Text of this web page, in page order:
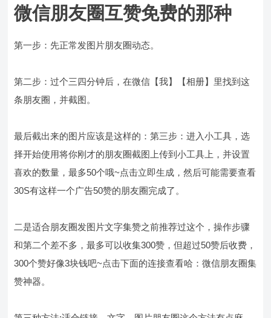
微信朋友圈互赞免费的那种
第一步：先正常发图片朋友圈动态。
第二步：过个三四分钟后，在微信【我】【相册】里找到这
条朋友圈，并截图。
最后截出来的图片应该是这样的：第三步：进入小工具，选
择开始使用将你刚才的朋友圈截图上传到小工具上，并设置
喜欢的数量，最多50个哦~点击立即生成，然后可能需要查看
30S有这样一个广告50赞的朋友圈完成了。
二是适合朋友圈发图片文字集赞之前推荐过这个，操作步骤
和第二个差不多，最多可以收集300赞，但超过50赞后收费，
300个赞好像3块钱吧~点击下面的连接查看哈：微信朋友圈集
赞神器。